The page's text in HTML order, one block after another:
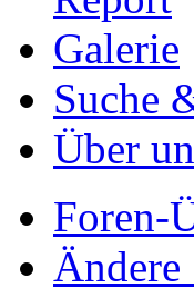
Galerie
Suche
Über
Foren-